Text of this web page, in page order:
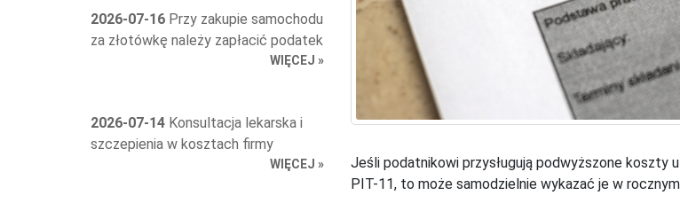
2026-07-16 Przy zakupie samochodu
za złotówkę należy zapłacić podatek
WIĘCEJ »
2026-07-14 Konsultacja lekarska i
szczepienia w kosztach firmy
WIĘCEJ »
Jeśli podatnikowi przysługują podwyższone koszty
PIT-11, to może samodzielnie wykazać je w